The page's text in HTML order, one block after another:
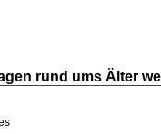
rund ums Älter